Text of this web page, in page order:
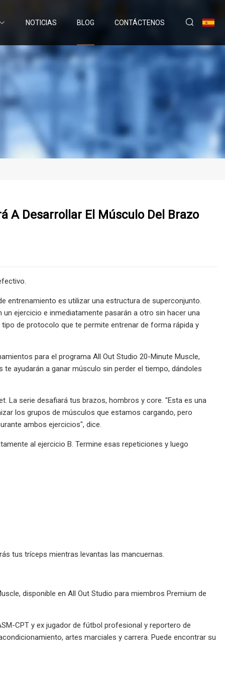
NOTICIAS BLOG CONTÁCTENOS
A Desarrollar El Músculo Del Brazo
entrenamiento es utilizar una estructura de superconjunto.
ejercicio e inmediatamente pasarán a otro sin hacer una
de protocolo que te permite entrenar de forma rápida y
para el programa All Out Studio 20-Minute Muscle,
ayudarán a ganar músculo sin perder el tiempo, dándoles
La serie desafiará tus brazos, hombros y core. "Esta es una
los grupos de músculos que estamos cargando, pero
ambos ejercicios", dice.
al ejercicio B. Termine esas repeticiones y luego
tus tríceps mientras levantas las mancuernas.
disponible en All Out Studio para miembros Premium de
CPT y ex jugador de fútbol profesional y reportero de
artes marciales y carrera. Puede encontrar su